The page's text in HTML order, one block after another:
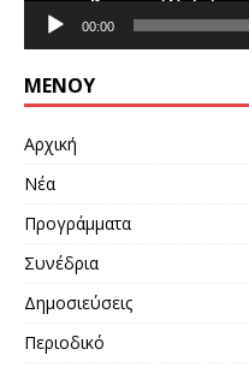
00:00
ΜΕΝΟΎ
Αρχική
Νέα
Προγράμματα
Συνέδρια
Δημοσιεύσεις
Περιοδικό